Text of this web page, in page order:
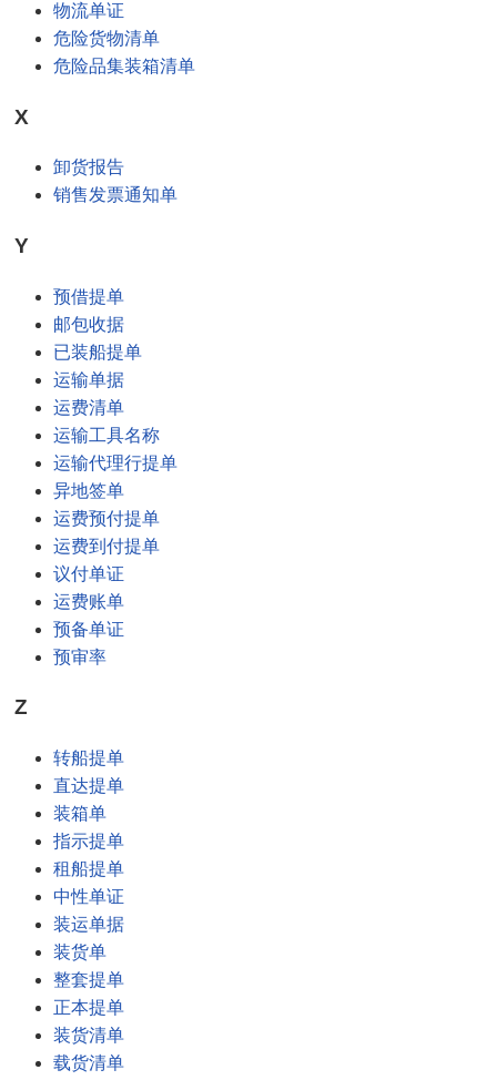
物流单证
危险货物清单
危险品集装箱清单
X
卸货报告
销售发票通知单
Y
预借提单
邮包收据
已装船提单
运输单据
运费清单
运输工具名称
运输代理行提单
异地签单
运费预付提单
运费到付提单
议付单证
运费账单
预备单证
预审率
Z
转船提单
直达提单
装箱单
指示提单
租船提单
中性单证
装运单据
装货单
整套提单
正本提单
装货清单
载货清单